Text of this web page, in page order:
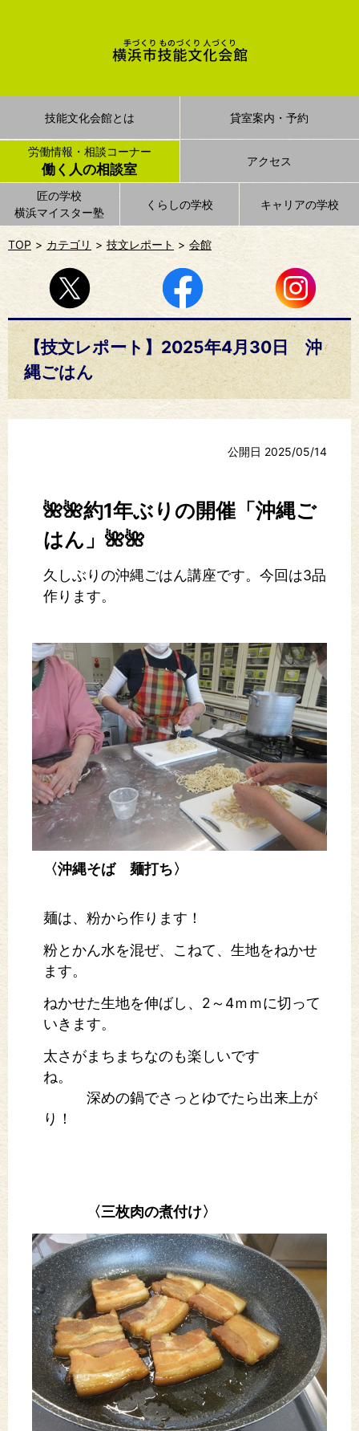
技能文化会館とは 貸室案内・予約
労働情報・相談コーナー
働く人の相談室
匠の学校
横浜マイスター塾
くらしの学校 キャリアの学校
アクセス
TOP カテゴリ 技文レポート 会館
【技文レポート】2025年4月30日 沖
縄ごはん
公開日 2025/05/14
🌺🌺約1年ぶりの開催「沖縄ご
はん」🌺🌺
久しぶりの沖縄ごはん講座です。今回は3品
作ります。
〈沖縄そば 麺打ち〉
麺は、粉から作ります！
粉とかん水を混ぜ、こねて、生地をねかせ
ます。
ねかせた生地を伸ばし、2～4ｍｍに切って
いきます。
太さがまちまちなのも楽しいです
ね。
深めの鍋でさっとゆでたら出来上が
り！
〈三枚肉の煮付け〉